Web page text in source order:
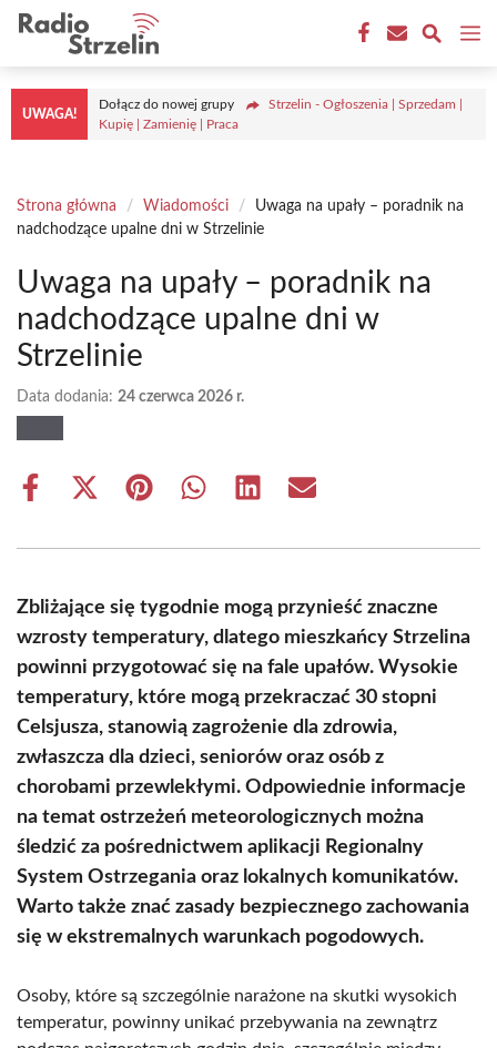
Przejdź
treści
UWAGA!
Dołącz do nowej grupy
Strzelin - Ogłoszenia | Sprzedam |
Kupię | Zamienię | Praca
Strona główna / Wiadomości /
Uwaga na upały – poradnik na
nadchodzące upalne dni w Strzelinie
Uwaga na upały – poradnik na
nadchodzące upalne dni w
Strzelinie
Data dodania: 24 czerwca 2026 r.
Share
Share
(Twitter)
Share Share Share Share
Zbliżające się tygodnie mogą przynieść znaczne
wzrosty temperatury, dlatego mieszkańcy Strzelina
powinni przygotować się na fale upałów. Wysokie
temperatury, które mogą przekraczać 30 stopni
Celsjusza, stanowią zagrożenie dla zdrowia,
zwłaszcza dla dzieci, seniorów oraz osób z
chorobami przewlekłymi. Odpowiednie informacje
na temat ostrzeżeń meteorologicznych można
śledzić za pośrednictwem aplikacji Regionalny
System Ostrzegania oraz lokalnych komunikatów.
Warto także znać zasady bezpiecznego zachowania
się w ekstremalnych warunkach pogodowych.
Osoby, które są szczególnie narażone na skutki wysokich
temperatur, powinny unikać przebywania na zewnątrz